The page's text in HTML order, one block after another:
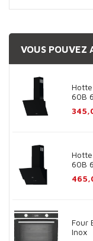
VOUS POUVEZ
60B
Prix
60B
Prix
Four
Inox